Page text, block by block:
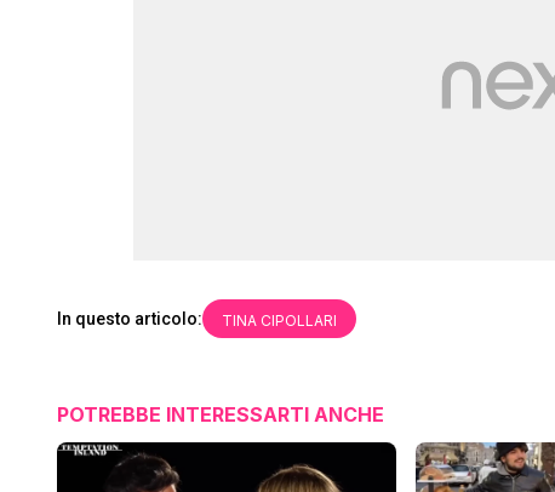
In questo articolo: TINA CIPOLLARI
POTREBBE INTERESSARTI ANCHE